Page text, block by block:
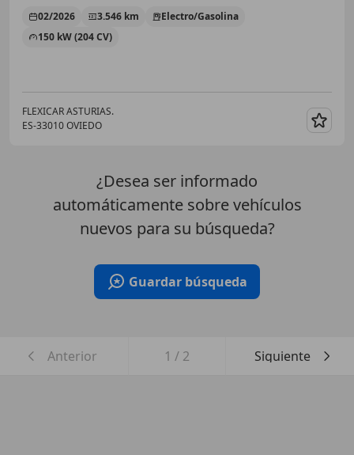
02/2026 3.546 km
Electro/Gasolina
150 kW (204 CV)
FLEXICAR ASTURIAS.
ES-33010 OVIEDO
¿Desea ser informado
automáticamente sobre vehículos
nuevos para su búsqueda?
Guardar búsqueda
Anterior 1 / 2 Siguiente